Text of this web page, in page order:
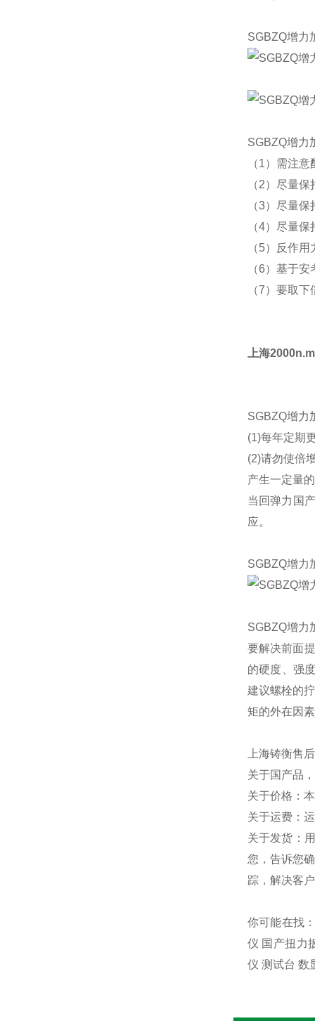
SGBZQ增力
SGBZQ增力
（1）需注
（2）尽量
（3）尽量
（4）尽量
（5）反作
（6）基于
（7）要取
上海
SGBZQ增力
(1)每年定期
(2)请勿使倍
产生一定量
当回弹力国
应。
SGBZQ增力
SGBZQ增力
要解决前面
的硬度、强
建议螺栓的
矩的外在因
上海铸衡售
关于国产品
关于价格：
关于运费：
关于发货：
您，告诉您
踪，解决客
你可能在找
仪 国产扭力
仪 测试台 数